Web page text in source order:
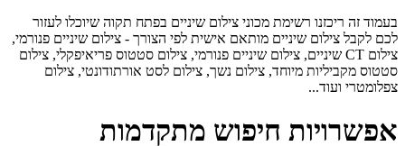
בעמוד זה ריכזנו רשימת מכוני צילום שיניים בפתח תקוה שיוכלו לעזור
לכם לקבל צילום שיניים מותאם אישית לפי הצורך - צילום שיניים פנורמי,
צילום CT שיניים, צילום שיניים פנורמי, צילום סטטוס פריאיפקלי, צילום
סטטוס מקביליות מיוחד, צילום נשך, צילום לסט אורתודונטי, צילום
צפלומטרי ועוד...
אפשרויות חיפוש מתקדמות